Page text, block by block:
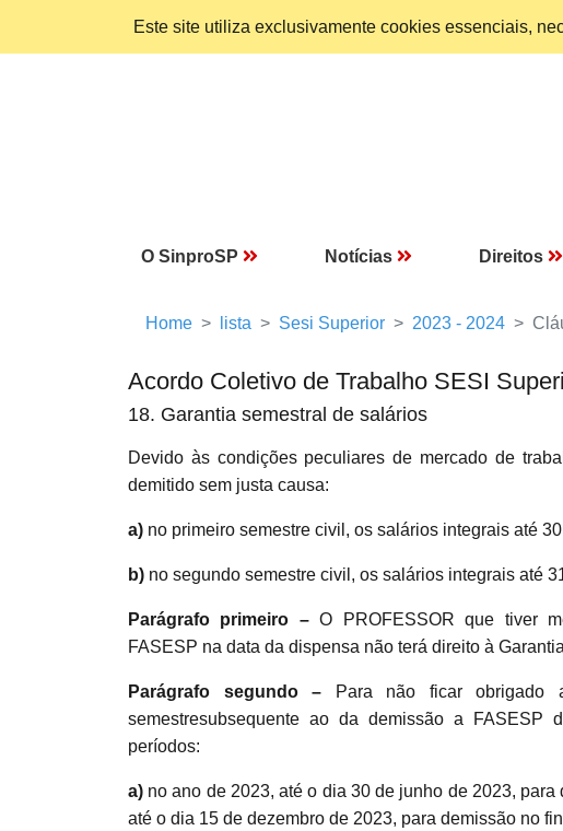
Este site utiliza exclusivamente cookies essenciais,
O SinproSP Notícias Direitos
Home lista Sesi Superior 2023 - 2024
Acordo Coletivo de Trabalho SESI
18. Garantia semestral de salários
Devido às condições peculiares de mercado de
demitido sem justa causa:
a) no primeiro semestre civil, os salários integrais até
b) no segundo semestre civil, os salários integrais até
Parágrafo primeiro –O PROFESSOR que tiver
FASESP na data da dispensa não terá direito à
Parágrafo segundo – Para não ficar obrigado
semestresubsequente ao da demissão a FASESP
períodos:
a) no ano de 2023, até o dia 30 de junho de 2023,
até o dia 15 de dezembro de 2023, para demissão no